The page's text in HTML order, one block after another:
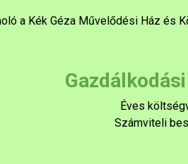
a Kék Géza Művelődési Ház és
Éves
Számviteli